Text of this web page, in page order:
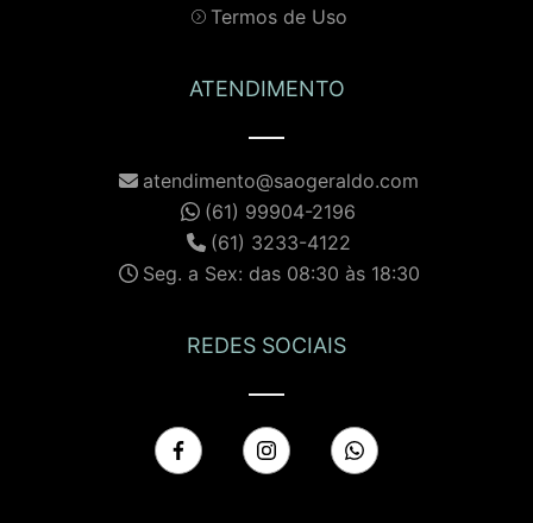
Termos de Uso
ATENDIMENTO
atendimento@saogeraldo.com
(61) 99904-2196
(61) 3233-4122
Seg. a Sex: das 08:30 às 18:30
REDES SOCIAIS